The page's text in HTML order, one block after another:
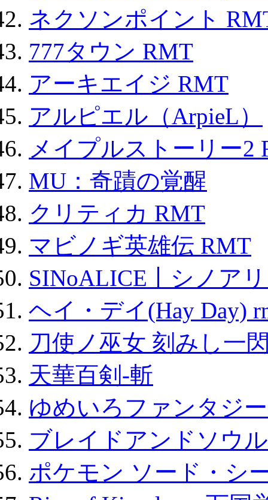
ネクソンポイント
777タウン RMT
アーキエイジ RMT
アルピエル（ArpieL）
メイプルストーリー2
MU：奇蹟の覚醒
クリティカ RMT
マビノギ英雄伝 RMT
SINoALICE丨シノア
ヘイ・デイ(Hay Day)
刀使ノ巫女 刻みし一
天華百剣-斬
ゆめいろファンタジ
ブレイドアンドソウ
ポケモン ソード・シ